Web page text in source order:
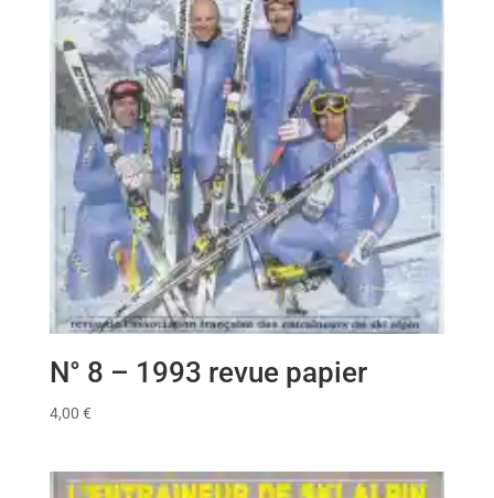
N° 8 – 1993 revue papier
4,00 €